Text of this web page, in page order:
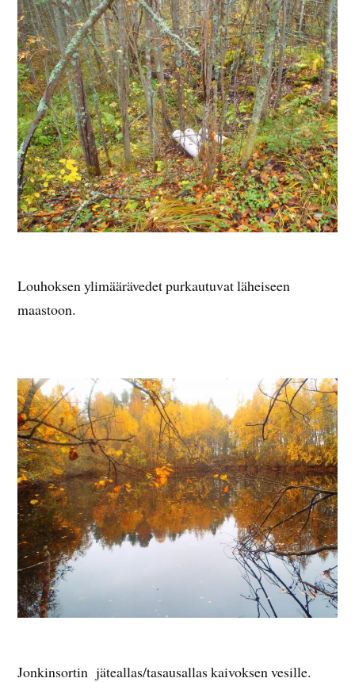
Louhoksen ylimäärävedet purkautuvat läheiseen
maastoon.
Jonkinsortin jäteallas/tasausallas kaivoksen vesille.